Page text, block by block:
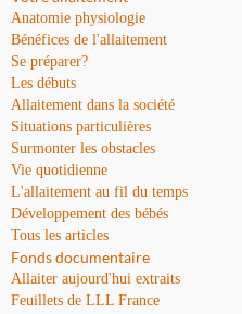
Anatomie physiologie
Bénéfices de l'allaitement
Se préparer?
Les débuts
Allaitement dans la société
Situations particulières
Surmonter les obstacles
Vie quotidienne
L'allaitement au fil du temps
Développement des bébés
Tous les articles
Fonds documentaire
Allaiter aujourd'hui extraits
Feuillets de LLL France